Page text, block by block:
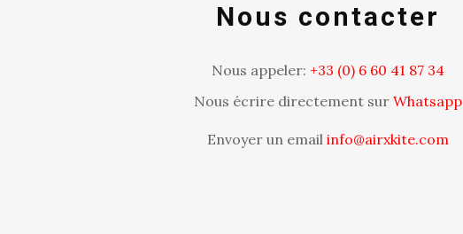
Nous contacter
Nous appeler: +33 (0) 6 60 41 87 34‬
Nous écrire directement sur Whatsapp
Envoyer un email info@airxkite.com